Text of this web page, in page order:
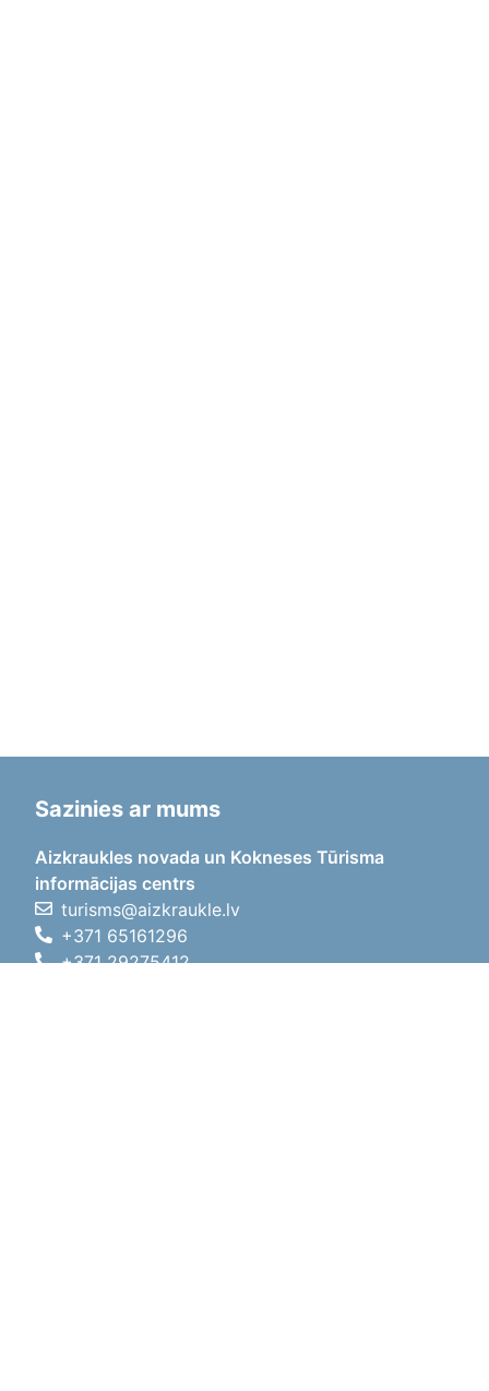
Sazinies ar mums
Aizkraukles novada un Kokneses Tūrisma
informācijas centrs
turisms@aizkraukle.lv
+371 65161296
+371 29275412